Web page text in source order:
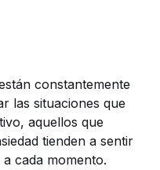
constantemente
las situaciones que
aquellos que
tienden a sentir
cada momento.